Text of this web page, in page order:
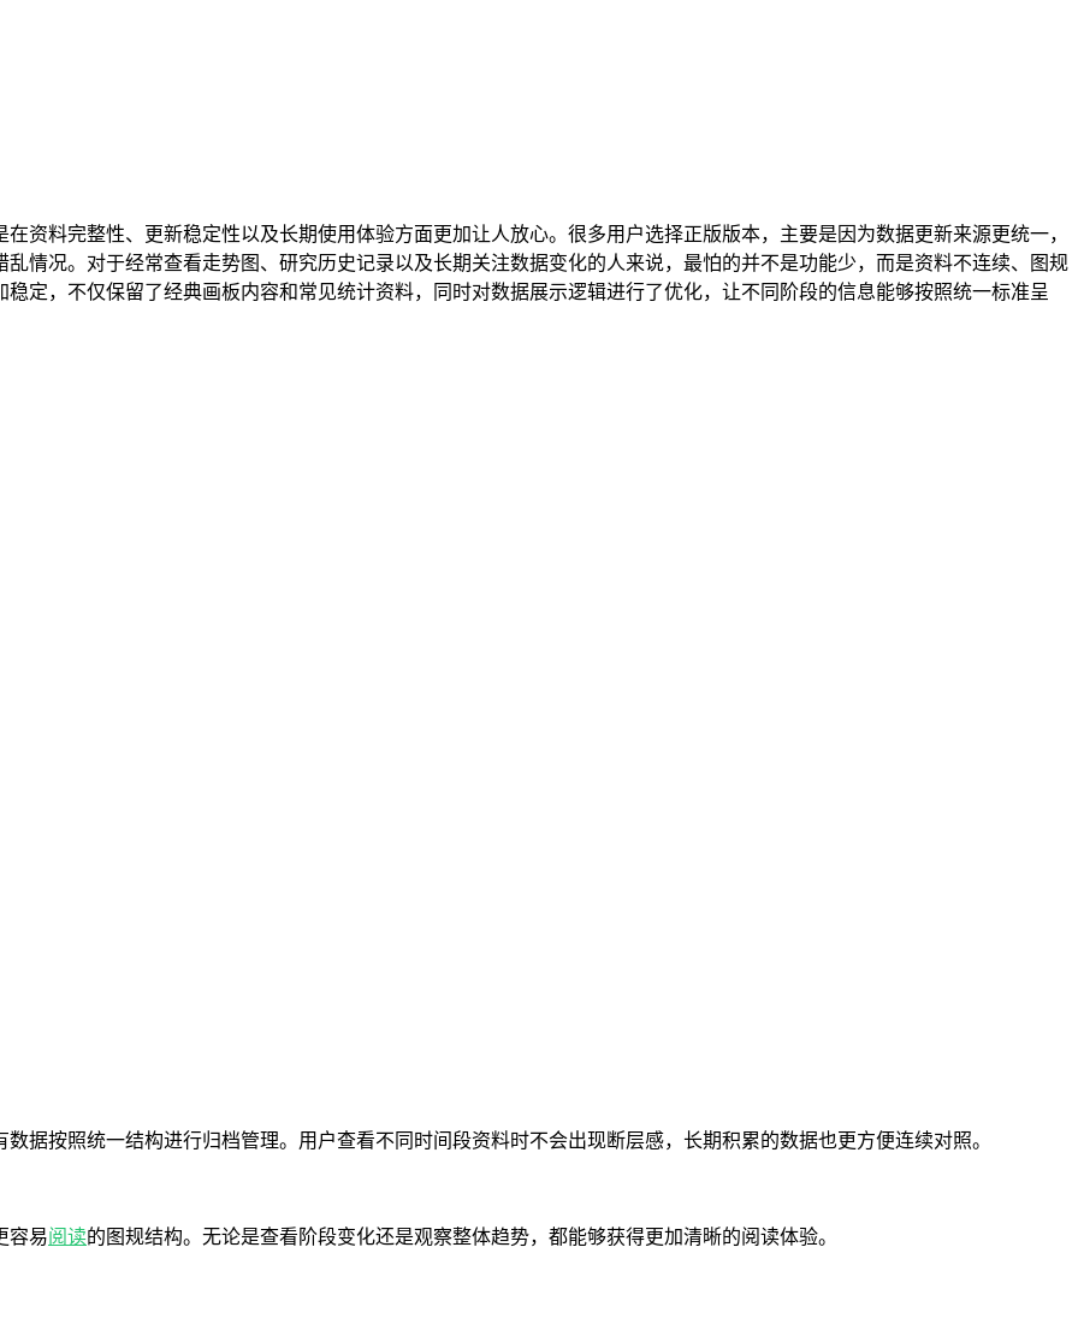
资料完整性、更新稳定性以及长期使用体验方面更加让人放心。很多用户选择正版版本，主要是因为数据更新来源更统一，
情况。对于经常查看走势图、研究历史记录以及长期关注数据变化的人来说，最怕的并不是功能少，而是资料不连续、图规
定，不仅保留了经典画板内容和常见统计资料，同时对数据展示逻辑进行了优化，让不同阶段的信息能够按照统一标准呈
据按照统一结构进行归档管理。用户查看不同时间段资料时不会出现断层感，长期积累的数据也更方便连续对照。
容易阅读的图规结构。无论是查看阶段变化还是观察整体趋势，都能够获得更加清晰的阅读体验。